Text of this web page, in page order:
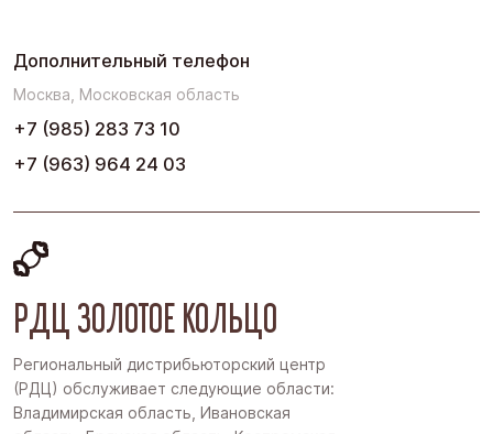
Дополнительный телефон
Москва, Московская область
+7 (985) 283 73 10
+7 (963) 964 24 03
РДЦ ЗОЛОТОЕ КОЛЬЦО
Региональный дистрибьюторский центр
(РДЦ) обслуживает следующие области:
Владимирская область, Ивановская